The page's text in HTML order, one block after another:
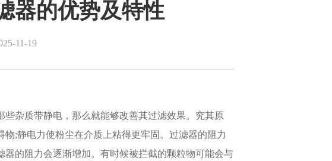
器的优势及特性
11-19
杂质带静电，那么就能够改善其过滤效果。究其原
;静电力使粉尘在介质上粘得更牢固。过滤器的阻力
的阻力会逐渐增加。有时候被拦截的颗粒物可能会与